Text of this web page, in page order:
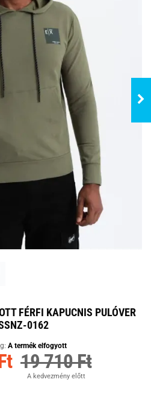
FÉRFI KAPUCNIS PULÓVER
0162
A termék elfogyott
19 710 Ft
A kedvezmény előtt